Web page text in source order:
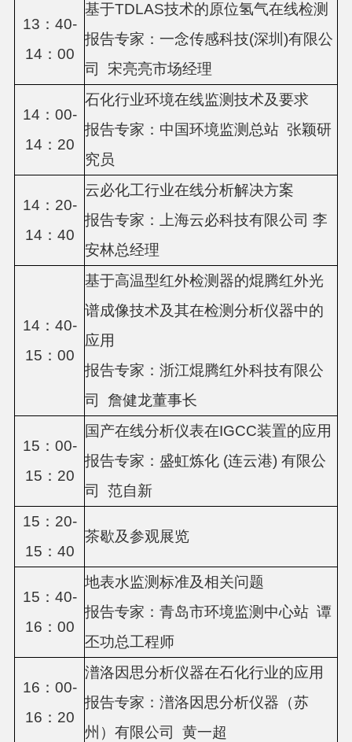
13：40-
14：00
基于TDLAS技术的原位氢气在线检测
报告专家： 一念传感科技(深圳)有限公
司 宋亮亮市场经理
14：00-
14：20
石化行业环境在线监测技术及要求
报告专家： 中国环境监测总站 张颖研
究员
14：20-
14：40
云必化工行业在线分析解决方案
报告专家：
上海云必科技有限公司 李
安林总经理
14：40-
15：00
基于高温型红外检测器的焜腾红外光
谱成像技术及其在检测分析仪器中的
应用
报告专家： 浙江焜腾红外科技有限公
司
詹健龙董事长
15：00-
15：20
国产在线分析仪表在IGCC装置的应用
报告专家：盛虹炼化 (连云港) 有限公
司
范自新
15：20-
15：40
茶歇及参观展览
15：40-
16：00
地表水监测标准及相关问题
报告专家： 青岛市环境监测中心站 谭
丕功总工程师
16：00-
16：20
潽洛因思分析仪器在石化行业的应用
报告专家： 潽洛因思分析仪器（苏
州）有限公司
黄一超